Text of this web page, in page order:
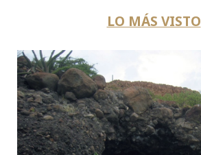
LO MÁS VISTO